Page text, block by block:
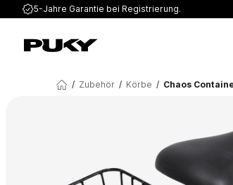
5-Jahre Garantie bei Registrierung.
/ Zubehör / Körbe / Chaos